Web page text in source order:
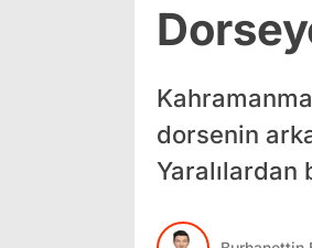
dorsenin
Yaralılardan